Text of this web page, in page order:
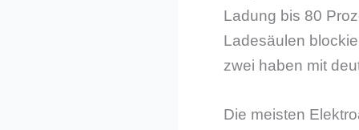
Ladung bis 80
Ladesäulen
zwei haben mit
Die meisten